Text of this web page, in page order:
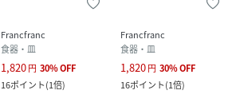
Francfranc
食器・皿
1,820円 30%OFF
16ポイント(1倍)
Francfranc
食器・皿
1,820円 30%OFF
16ポイント(1倍)